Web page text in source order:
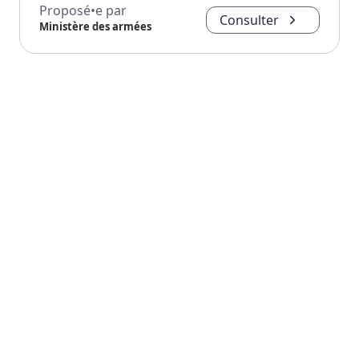
Proposé•e par
Ministère des armées Consulter